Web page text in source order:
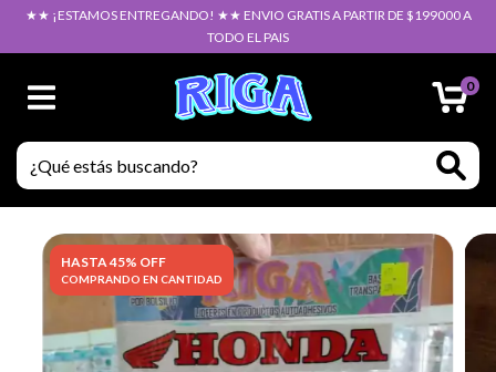
★★ ¡ESTAMOS ENTREGANDO! ★★ ENVIO GRATIS A PARTIR DE $199000 A
TODO EL PAIS
0
HASTA 45% OFF
COMPRANDO EN CANTIDAD